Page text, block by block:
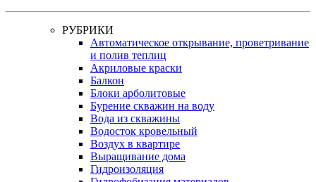
РУБРИКИ
Автоматическое открывание, проветривание
и полив теплиц
Акриловые краски
Балкон
Блоки арболитовые
Бурение скважин на воду
Вода из скважины
Водосток кровельный
Воздух в квартире
Выращивание дома
Гидроизоляция